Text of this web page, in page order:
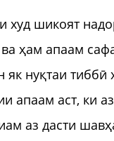
худ шикоят
ҳам апаам
нуқтаи тиббӣ
апаам аст, ки
аз дасти